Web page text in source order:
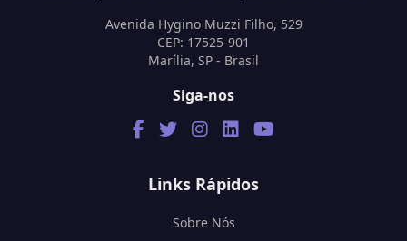
Avenida Hygino Muzzi Filho, 529
CEP: 17525-901
Marília, SP - Brasil
Siga-nos
Links Rápidos
Sobre Nós